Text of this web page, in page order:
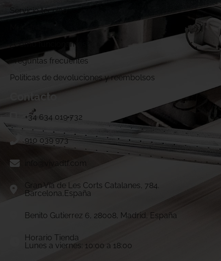
Servicio técnico
¿Cómo funcionamos?
Preguntas frecuentes
Politicas de devoluciones y reembolsos
Contacto
+34 634 019 732
910 039 973
info@vivadtf.com
Gran Vía de Les Corts Catalanes, 784.
Barcelona,España
Benito Gutierrez 6, 28008, Madrid, España
Horario Tienda
Lunes a viernes: 10:00 a 18:00